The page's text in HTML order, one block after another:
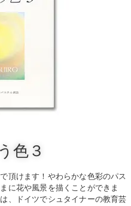
色３
頂けます！やわらかな色彩のパス
に花や風景を描くことができま
、ドイツでシュタイナーの教育芸